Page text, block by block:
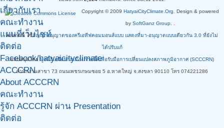
เกี่ยวกับเรา
คณะทำงาน
แผนที่เว็บไซท์
ติดต่อ
Facebook/hatyaicityclimate
ACCCRN
About ACCCRN
คณะทำงาน
รู้จัก ACCCRN ผ่าน Presentation
ติดต่อ
Copyright © 2009 HatyaiCityClimate.Org . Design & powered
by SoftGanz Group.
ผลงานนี้ ใช้สัญญาอนุญาตของครีเอทีฟคอมมอนส์แบบ แสดงที่มา-อนุญาตแบบเดียวกัน 3.0 ที่ยังไม่
ได้ปรับแก้
สนับสนุนโดย มูลนิธิเครือข่ายเมืองภาคใต้เพื่อรับมือการเปลี่ยนแปลงสภาพภูมิอากาศ (SCCCRN)
สำนักงานสาขา 73 ถนนเพชรเกษมซอย 5 อ.หาดใหญ่ จ.สงขลา 90110 โทร 074221286